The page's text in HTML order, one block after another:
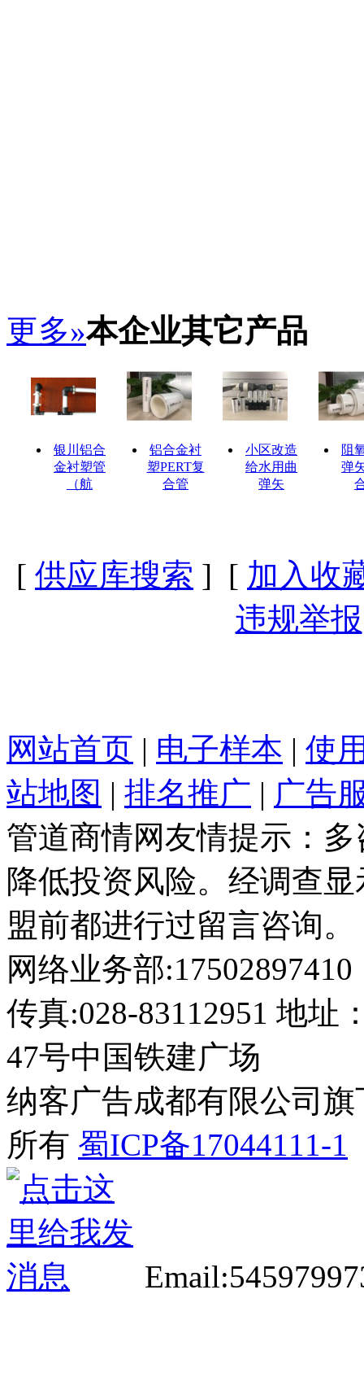
更多»本企业其它产品
银川铝合
金衬塑管
（航
铝合金衬
塑PERT复
合管
小区改造
给水用曲
弹矢
阻
弹
[ 供应库搜索 ] [ 加入收
违规举报
网站首页 | 电子样本 | 使
站地图 | 排名推广 | 广告
管道商情网友情提示：
降低投资风险。经调查
盟前都进行过留言咨询。
网络业务部
传真:028-83112951 地址
47号中国铁建广场
纳客广告成都有限公司旗
所有 蜀ICP备17044111-1